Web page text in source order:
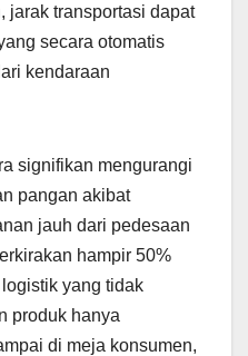
jarak transportasi dapat
secara otomatis
kendaraan
signifikan mengurangi
pangan akibat
jauh dari pedesaan
hampir 50%
yang tidak
produk hanya
di meja konsumen,